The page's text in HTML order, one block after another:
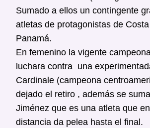
Sumado a ellos un contingente
atletas de protagonistas de
Panamá.
En femenino la vigente
luchara contra una
Cardinale (campeona
dejado el retiro , además se
Jiménez que es una atleta que
distancia da pelea hasta el final.